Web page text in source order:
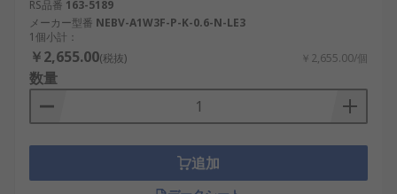
RS品番 163-5189
メーカー型番 NEBV-A1W3F-P-K-0.6-N-LE3
1個小計：
￥2,655.00(税抜) ￥2,655.00/個
数量
追加